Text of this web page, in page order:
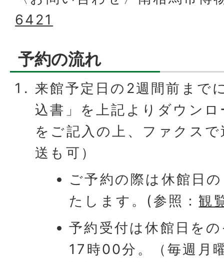
6421
予約の流れ
来館予定日の2週間前まで
込書」を上記よりダウン
をご記入の上、ファクス
送も可）
ご予約の際は休館日
たします。(参照：観
予約受付は休館日を
17時00分。（毎週月